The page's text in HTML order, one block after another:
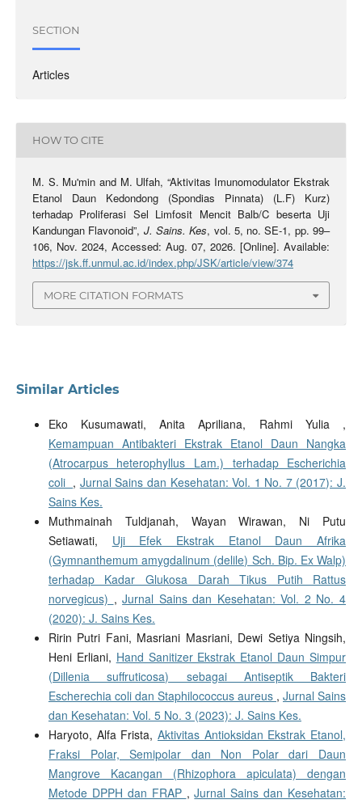
SECTION
Articles
HOW TO CITE
M. S. Mu'min and M. Ulfah, “Aktivitas Imunomodulator Ekstrak
Etanol Daun Kedondong (Spondias Pinnata) (L.F) Kurz)
terhadap Proliferasi Sel Limfosit Mencit Balb/C beserta Uji
Kandungan Flavonoid”, J. Sains. Kes, vol. 5, no. SE-1, pp. 99–
106, Nov. 2024, Accessed: Aug. 07, 2026. [Online]. Available:
https://jsk.ff.unmul.ac.id/index.php/JSK/article/view/374
MORE CITATION FORMATS
Similar Articles
Eko Kusumawati, Anita Apriliana, Rahmi Yulia ,
Kemampuan Antibakteri Ekstrak Etanol Daun Nangka
(Atrocarpus heterophyllus Lam.) terhadap Escherichia
coli , Jurnal Sains dan Kesehatan: Vol. 1 No. 7 (2017): J.
Sains Kes.
Muthmainah Tuldjanah, Wayan Wirawan, Ni Putu
Setiawati, Uji Efek Ekstrak Etanol Daun Afrika
(Gymnanthemum amygdalinum (delile) Sch. Bip. Ex Walp)
terhadap Kadar Glukosa Darah Tikus Putih Rattus
norvegicus) ,Jurnal Sains dan Kesehatan: Vol. 2 No. 4
(2020): J. Sains Kes.
Ririn Putri Fani, Masriani Masriani, Dewi Setiya Ningsih,
Heni Erliani, Hand Sanitizer Ekstrak Etanol Daun Simpur
(Dillenia suffruticosa) sebagai Antiseptik Bakteri
Escherechia coli dan Staphilococcus aureus ,Jurnal Sains
dan Kesehatan: Vol. 5 No. 3 (2023): J. Sains Kes.
Haryoto, Alfa Frista, Aktivitas Antioksidan Ekstrak Etanol,
Fraksi Polar, Semipolar dan Non Polar dari Daun
Mangrove Kacangan (Rhizophora apiculata) dengan
Metode DPPH dan FRAP ,Jurnal Sains dan Kesehatan: